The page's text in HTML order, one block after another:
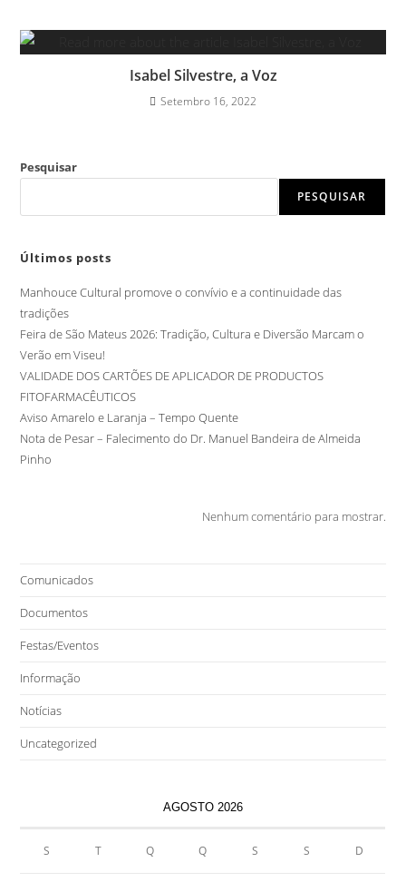
Isabel Silvestre, a Voz
Setembro 16, 2022
Pesquisar
PESQUISAR
Últimos posts
Manhouce Cultural promove o convívio e a continuidade das
tradições
Feira de São Mateus 2026: Tradição, Cultura e Diversão Marcam o
Verão em Viseu!
VALIDADE DOS CARTÕES DE APLICADOR DE PRODUCTOS
FITOFARMACÊUTICOS
Aviso Amarelo e Laranja – Tempo Quente
Nota de Pesar – Falecimento do Dr. Manuel Bandeira de Almeida
Pinho
Nenhum comentário para mostrar.
Comunicados
Documentos
Festas/Eventos
Informação
Notícias
Uncategorized
AGOSTO 2026
S T Q Q S S D